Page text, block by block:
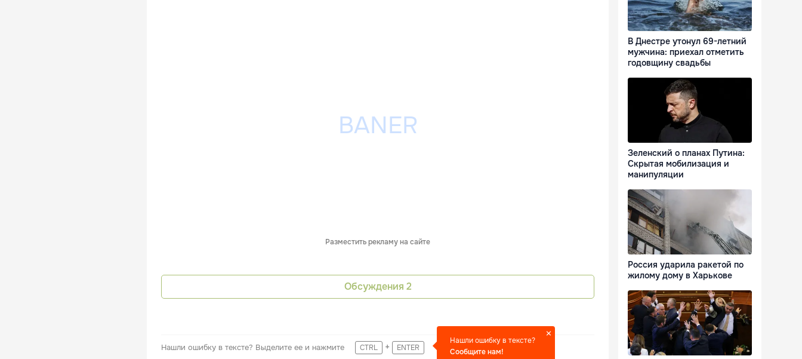
Разместить рекламу на сайте
Обсуждения 2
Нашли ошибку в тексте? Выделите ее и нажмите CTRL + ENTER
Нашли ошибку в тексте?
Сообщите нам!
В Днестре утонул 69-летний
мужчина: приехал отметить
годовщину свадьбы
Зеленский о планах Путина:
Скрытая мобилизация и
манипуляции
Россия ударила ракетой по
жилому дому в Харькове